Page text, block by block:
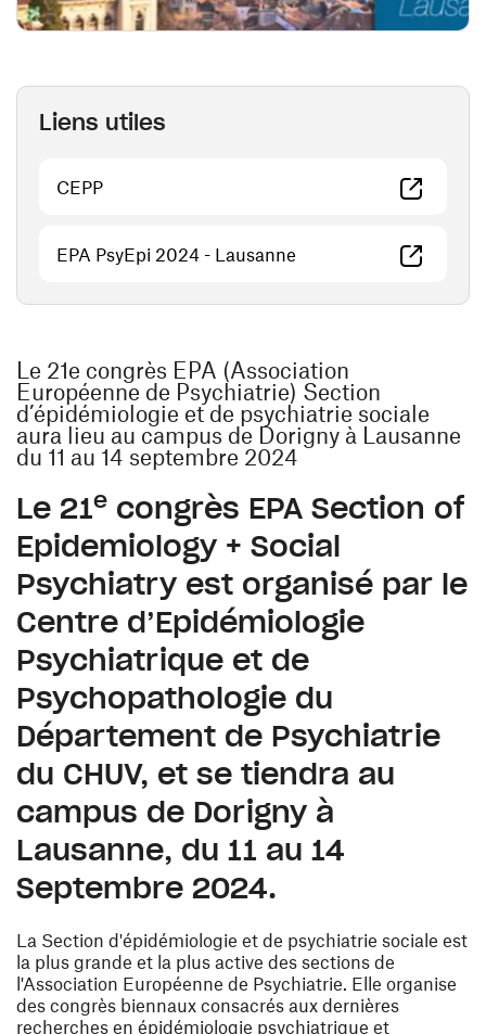
Liens utiles
CEPP(ouvre une nouvelle fenêtre)
EPA PsyEpi 2024 - Lausanne (ouvre une nouvelle
Le 21e congrès EPA (Association
Européenne de Psychiatrie) Section
d’épidémiologie et de psychiatrie sociale
aura lieu au campus de Dorigny à Lausanne
du 11 au 14 septembre 2024
Le 21e congrès EPA Section of
Epidemiology + Social
Psychiatry est organisé par le
Centre d’Epidémiologie
Psychiatrique et de
Psychopathologie du
Département de Psychiatrie
du CHUV, et se tiendra au
campus de Dorigny à
Lausanne, du 11 au 14
Septembre 2024.
La Section d'épidémiologie et de psychiatrie sociale est
la plus grande et la plus active des sections de
l'Association Européenne de Psychiatrie. Elle organise
des congrès biennaux consacrés aux dernières
recherches en épidémiologie psychiatrique et